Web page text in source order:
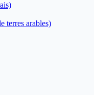
terres arables)